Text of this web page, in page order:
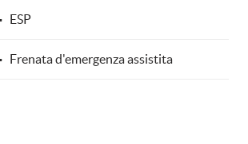
ESP
Frenata d'emergenza assistita